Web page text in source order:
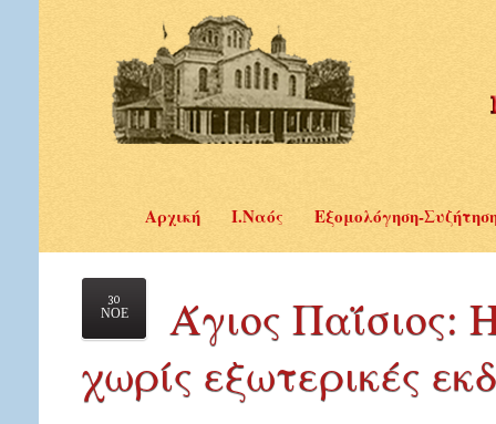
Αρχική Ι.Ναός Εξομολόγηση-
30
ΝΟΕ
Άγιος Παΐσιος:
χωρίς εξωτερικές